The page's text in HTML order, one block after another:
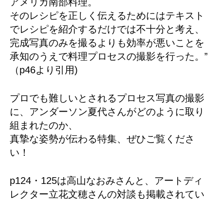
そのレシピを正しく伝えるためにはテキスト
でレシピを紹介するだけでは不十分と考え、
完成写真のみを撮るよりも効率が悪いことを
承知のうえで料理プロセスの撮影を行った。”
（p46より引用)
プロでも難しいとされるプロセス写真の撮影
に、アンダーソン夏代さんがどのように取り
組まれたのか、
真摯な姿勢が伝わる特集、ぜひご覧くださ
い！
p124・125は高山なおみさんと、アートディ
レクター立花文穂さんの対談も掲載されてい